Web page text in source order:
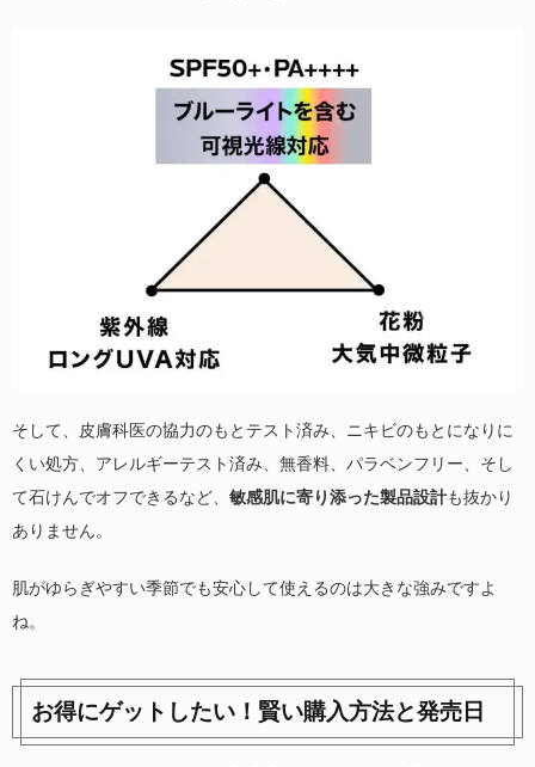
そして、皮膚科医の協力のもとテスト済み、ニキビのもとになりに
くい処方、アレルギーテスト済み、無香料、パラベンフリー、そし
て石けんでオフできるなど、 敏感肌に寄り添った製品設計も抜かり
ありません。
肌がゆらぎやすい季節でも安心して使えるのは大きな強みですよ
ね。
お得にゲットしたい！賢い購入方法と発売日